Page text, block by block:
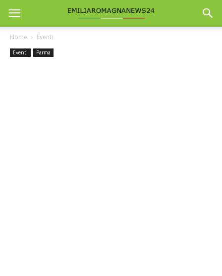
Home Eventi
Eventi Parma